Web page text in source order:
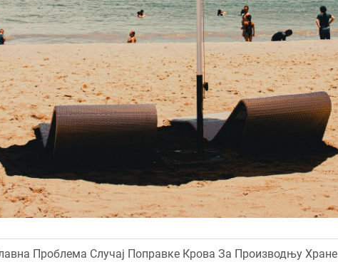
Проблема Случај Поправке Крова За Производњу Хране